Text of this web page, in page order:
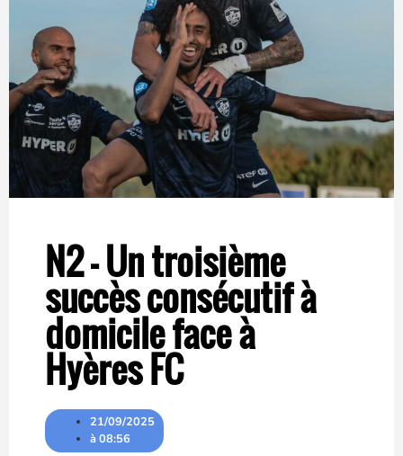
N2 – Un troisième
succès consécutif à
domicile face à
Hyères FC
21/09/2025
à08:56